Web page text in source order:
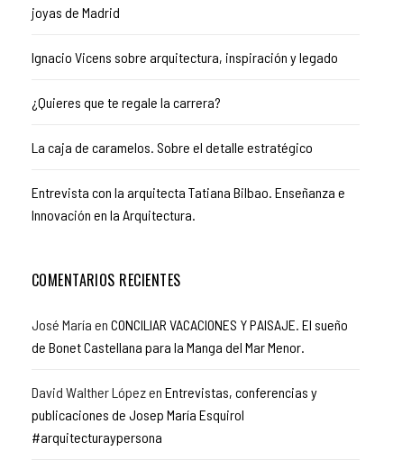
joyas de Madrid
Ignacio Vicens sobre arquitectura, inspiración y legado
¿Quieres que te regale la carrera?
La caja de caramelos. Sobre el detalle estratégico
Entrevista con la arquitecta Tatiana Bilbao. Enseñanza e
Innovación en la Arquitectura.
COMENTARIOS RECIENTES
José María en CONCILIAR VACACIONES Y PAISAJE. El sueño
de Bonet Castellana para la Manga del Mar Menor.
David Walther Lópezen Entrevistas, conferencias y
publicaciones de Josep María Esquirol
#arquitecturaypersona